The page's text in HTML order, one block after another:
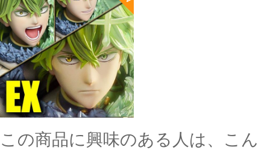
この商品に興味のある人は、こん